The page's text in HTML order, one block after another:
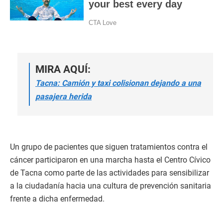
MIRA AQUÍ:
Tacna: Camión y taxi colisionan dejando a una
pasajera herida
Un grupo de pacientes que siguen tratamientos contra el
cáncer participaron en una marcha hasta el Centro Cívico
de Tacna como parte de las actividades para sensibilizar
a la ciudadanía hacia una cultura de prevención sanitaria
frente a dicha enfermedad.